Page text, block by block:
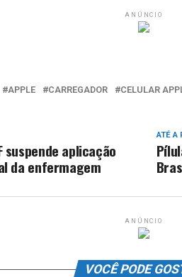
ANÚNCIO
APPLE CARREGADOR CELULAR
ATÉ A
suspende aplicação
da enfermagem
ANÚNCIO
VOCÊ PODE